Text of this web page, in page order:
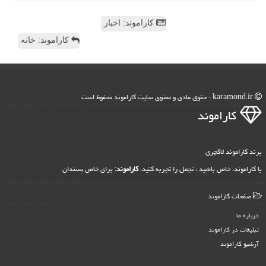
کاراموند: اخبار
کاراموند: خانه
كاراموند
برند کاراموند لاکچری
با کاراموند، خاص باشید ، تجمل را تجربه کنید.کاراموند: برای خاص پسندان
صفحات كاراموند
درباره ما
تبلیغات در كاراموند
آرشیو كاراموند